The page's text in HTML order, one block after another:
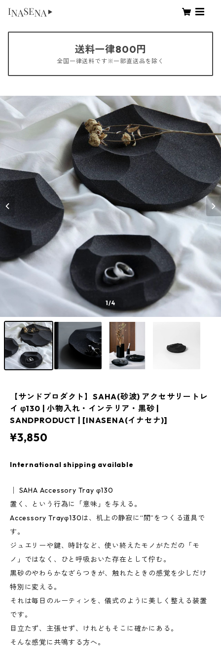
送料一律800円
全国一律送料です※一部直送品を除く
1/4
【サンドプロダクト】SAHA(砂波) アクセサリートレ
イ φ130 | 小物入れ・インテリア・黒砂 |
SANDPRODUCT | [INASENA(イナセナ)]
¥3,850
International shipping available
│ SAHA Accessory Tray φ130
置く、という行為に「意味」を与える。
Accessory Trayφ130は、机上の静寂に“間”をつくる道具で
す。
ジュエリーや鍵、時計など、使い終えたモノがただの「モ
ノ」ではなく、ひと呼吸おいた存在として佇む。
黒砂のやわらかなざらつきが、触れたときの感覚を少しだけ
特別に変える。
それは毎日のルーティンを、儀式のように美しく整える装置
です。
目立たず、主張せず、けれどもそこに確かにある。
そんな感覚に共鳴する方へ。